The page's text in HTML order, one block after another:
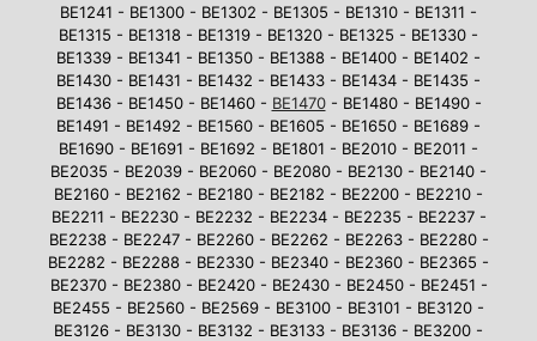
BE1241 - BE1300 - BE1302 - BE1305 - BE1310 - BE1311 -
BE1315 - BE1318 - BE1319 - BE1320 - BE1325 - BE1330 -
BE1339 - BE1341 - BE1350 - BE1388 - BE1400 - BE1402 -
BE1430 - BE1431 - BE1432 - BE1433 - BE1434 - BE1435 -
BE1436 - BE1450 - BE1460 - BE1470- BE1480 - BE1490 -
BE1491 - BE1492 - BE1560 - BE1605 - BE1650 - BE1689 -
BE1690 - BE1691 - BE1692 - BE1801 - BE2010 - BE2011 -
BE2035 - BE2039 - BE2060 - BE2080 - BE2130 - BE2140 -
BE2160 - BE2162 - BE2180 - BE2182 - BE2200 - BE2210 -
BE2211 - BE2230 - BE2232 - BE2234 - BE2235 - BE2237 -
BE2238 - BE2247 - BE2260 - BE2262 - BE2263 - BE2280 -
BE2282 - BE2288 - BE2330 - BE2340 - BE2360 - BE2365 -
BE2370 - BE2380 - BE2420 - BE2430 - BE2450 - BE2451 -
BE2455 - BE2560 - BE2569 - BE3100 - BE3101 - BE3120 -
BE3126 - BE3130 - BE3132 - BE3133 - BE3136 - BE3200 -